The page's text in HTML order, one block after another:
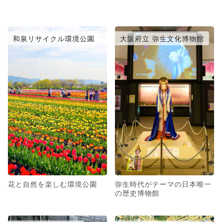
和泉リサイクル環境公園
花と自然を楽しむ環境公園
大阪府立 弥生文化博物館
弥生時代がテーマの日本唯一
の歴史博物館